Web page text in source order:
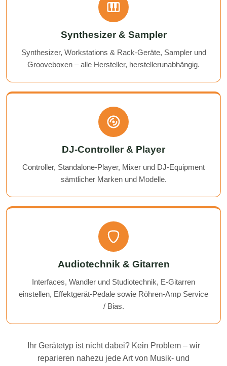
Synthesizer & Sampler
Synthesizer, Workstations & Rack-Geräte, Sampler und
Grooveboxen – alle Hersteller, herstellerunabhängig.
DJ-Controller & Player
Controller, Standalone-Player, Mixer und DJ-Equipment
sämtlicher Marken und Modelle.
Audiotechnik & Gitarren
Interfaces, Wandler und Studiotechnik, E-Gitarren
einstellen, Effektgerät-Pedale sowie Röhren-Amp Service
/ Bias.
Ihr Gerätetyp ist nicht dabei? Kein Problem – wir
reparieren nahezu jede Art von Musik- und